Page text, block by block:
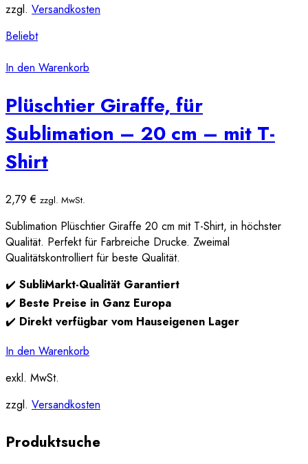
zzgl. Versandkosten
Beliebt
In den Warenkorb
Plüschtier Giraffe, für
Sublimation – 20 cm – mit T-
Shirt
2,79€ zzgl. MwSt.
Sublimation Plüschtier Giraffe 20 cm mit T-Shirt, in höchster
Qualität. Perfekt für Farbreiche Drucke. Zweimal
Qualitätskontrolliert für beste Qualität.
✔️ SubliMarkt-Qualität Garantiert
✔️ Beste Preise in Ganz Europa
✔️ Direkt verfügbar vom Hauseigenen Lager
In den Warenkorb
exkl. MwSt.
zzgl. Versandkosten
Produktsuche